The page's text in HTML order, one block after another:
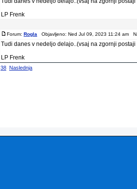
LP Frenk
Forum: Rogla Objavljeno: Ned Jul 09, 2023 11:24 am
Tudi danes v nedeljo delajo..(vsaj na zgornji
LP Frenk
38 Naslednja